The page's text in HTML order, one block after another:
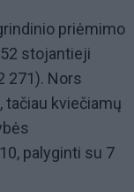
priėmimo
stojantieji
271). Nors
tačiau kviečiamų
palyginti su 7